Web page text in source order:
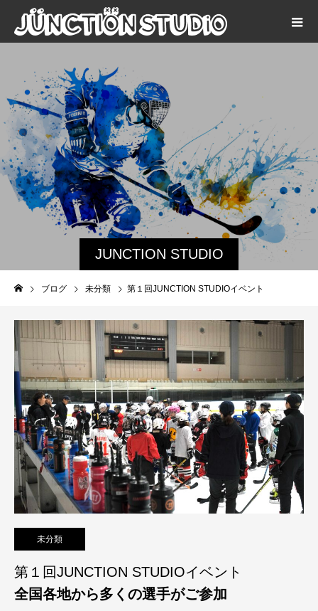
JUNCTION STUDIO
のブログ
ブログ 未分類 第１回JUNCTION STUDIOイベント
未分類
第１回JUNCTION STUDIOイベント
全国各地から多くの選手がご参加